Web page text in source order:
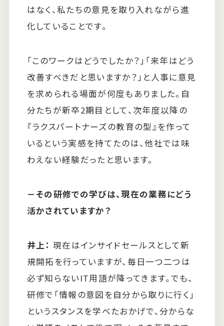
はなく、私たちの意見を取り入れながら進
化していることです。
「このワークはどうでしたか？」「来年はどう
改善すべきだと思いますか？」と人事に意見
を求められる場面が何度もありました。自
分たちが新卒2期目として、次年度以降の
『ラクスパートナーズの教育の型』を作って
いるという実感を持てたのは、他社では味
わえない経験だったと思います。
－その研修での学びは、現在の業務にどう
活かされていますか？
井上： 現在はインサイドセールスとして新
規開拓を行っていますが、毎日一つ二つは
必ず知らないIT用語が降ってきます。でも、
研修で「情報の意図を自分から取りに行く」
というスタンスを学べたおかげで、分からな